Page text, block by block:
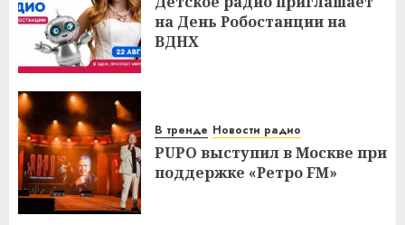
на День Робостанции на
ВДНХ
В тренде Новости радио
PUPO выступил в Москве при
поддержке «Ретро FM»